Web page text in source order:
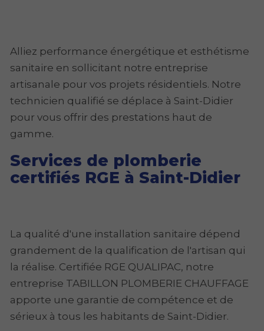
Alliez performance énergétique et esthétisme
sanitaire en sollicitant notre entreprise
artisanale pour vos projets résidentiels. Notre
technicien qualifié se déplace à Saint-Didier
pour vous offrir des prestations haut de
gamme.
Services de plomberie
certifiés RGE à Saint-Didier
La qualité d'une installation sanitaire dépend
grandement de la qualification de l'artisan qui
la réalise. Certifiée RGE QUALIPAC, notre
entreprise TABILLON PLOMBERIE CHAUFFAGE
apporte une garantie de compétence et de
sérieux à tous les habitants de Saint-Didier.